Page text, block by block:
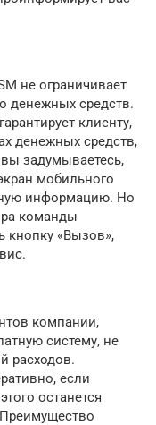
не ограничивает
денежных средств.
клиенту,
денежных средств,
задумываетесь,
мобильного
информацию. Но
команды
кнопку «Вызов»,
компании,
систему, не
расходов.
если
останется